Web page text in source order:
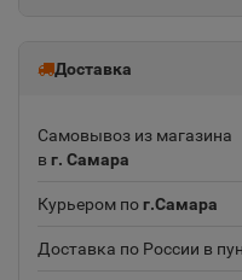
Доставка
Самовывоз из магазина
в г. Самара
Курьером пог.Самара
Доставка по России в